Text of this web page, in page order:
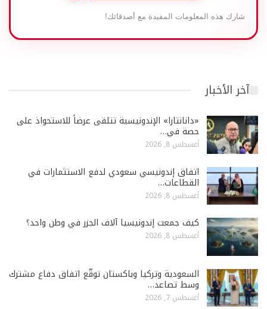
شارك هذه المعلومات المفيدة مع أصدقائك!
آخر الأخبار
«دانانتارا» الإندونيسية تتلقى عرضاً للاستحواذ على
حصة في…
أغسطس 8, 2026
اتفاق إندونيسي سعودي لدفع الاستثمارات في
القطاعات…
أغسطس 8, 2026
كيف جمعت إندونيسيا آلاف الجزر في وطن واحد؟
أغسطس 8, 2026
السعودية وتركيا وباكستان توقّع اتفاق دفاع مشترك
وسط تصاعد…
أغسطس 7, 2026